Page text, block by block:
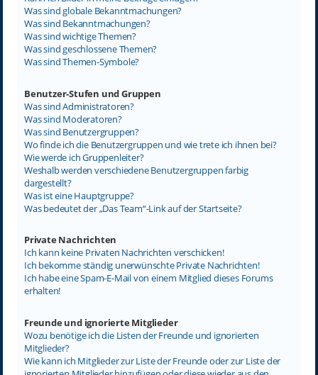
Was sind globale Bekanntmachungen?
Was sind Bekanntmachungen?
Was sind wichtige Themen?
Was sind geschlossene Themen?
Was sind Themen-Symbole?
Benutzer-Stufen und Gruppen
Was sind Administratoren?
Was sind Moderatoren?
Was sind Benutzergruppen?
Wo finde ich die Benutzergruppen und wie trete ich ihnen bei?
Wie werde ich Gruppenleiter?
Weshalb werden verschiedene Benutzergruppen farbig
dargestellt?
Was ist eine Hauptgruppe?
Was bedeutet der „Das Team“-Link auf der Startseite?
Private Nachrichten
Ich kann keine Privaten Nachrichten verschicken!
Ich bekomme ständig unerwünschte Private Nachrichten!
Ich habe eine Spam-E-Mail von einem Mitglied dieses Forums
erhalten!
Freunde und ignorierte Mitglieder
Wozu benötige ich die Listen der Freunde und ignorierten
Mitglieder?
Wie kann ich Mitglieder zur Liste der Freunde oder zur Liste der